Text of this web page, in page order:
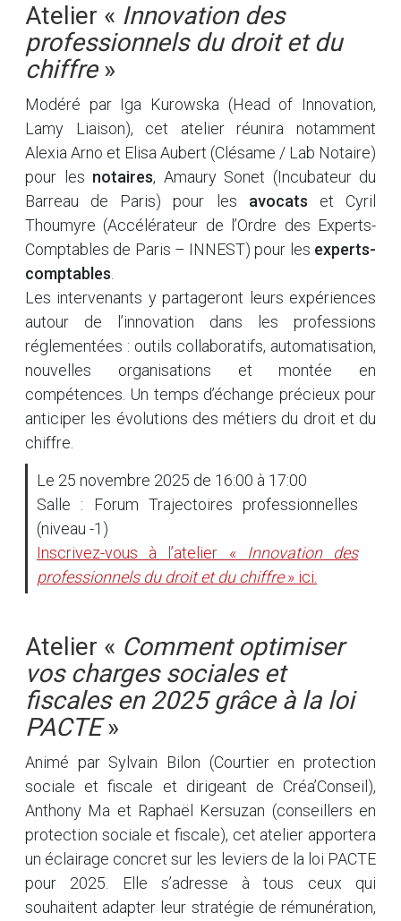
Atelier « Innovation des
professionnels du droit et du
chiffre»
Modéré par Iga Kurowska (Head of Innovation,
Lamy Liaison), cet atelier réunira notamment
Alexia Arno et Elisa Aubert (Clésame / Lab Notaire)
pour les notaires, Amaury Sonet (Incubateur du
Barreau de Paris) pour les avocats et Cyril
Thoumyre (Accélérateur de l’Ordre des Experts-
Comptables de Paris – INNEST) pour les experts-
comptables
Les intervenants y partageront leurs expériences
autour de l’innovation dans les professions
réglementées : outils collaboratifs, automatisation,
nouvelles organisations et montée en
compétences. Un temps d’échange précieux pour
anticiper les évolutions des métiers du droit et du
chiffre.
Le 25 novembre 2025 de 16:00 à 17:00
Salle : Forum Trajectoires professionnelles
(niveau -1)
Inscrivez-vous à l’atelier «
Innovation des
professionnels du droit et du chiffre» ici.
Atelier « Comment optimiser
vos charges sociales et
fiscales en 2025 grâce à la loi
PACTE»
Animé par Sylvain Bilon (Courtier en protection
sociale et fiscale et dirigeant de Créa’Conseil),
Anthony Ma et Raphaël Kersuzan (conseillers en
protection sociale et fiscale), cet atelier apportera
un éclairage concret sur les leviers de la loi PACTE
pour 2025. Elle s’adresse à tous ceux qui
souhaitent adapter leur stratégie de rémunération,